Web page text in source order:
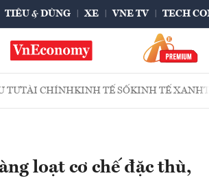
TIÊU & DÙNG XE VNE TV TECH
TƯTÀI CHÍNHKINH TẾ SỐKINH TẾ XANH
loạt cơ chế đặc thù,